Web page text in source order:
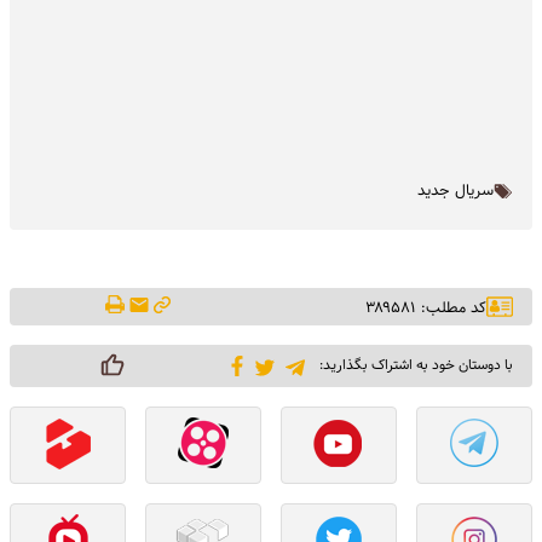
سریال جدید
کد مطلب: ۳۸۹۵۸۱
با دوستان خود به اشتراک بگذارید: